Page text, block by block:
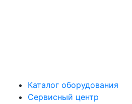
Каталог оборудования
Сервисный центр